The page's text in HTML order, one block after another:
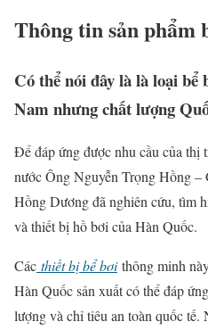
Thông tin sản phẩm
Có thể nói đây là là loại bể
Nam nhưng chất lượng
Để đáp ứng được nhu cầu của thị
nước Ông Nguyễn Trọng Hồng
Hồng Dương đã nghiên cứu, tìm
và thiết bị hồ bơi của Hàn Quốc.
Các thiết bị bể bơithông minh
Hàn Quốc sản xuất có thể đáp
lượng và chỉ tiêu an toàn quốc tế.